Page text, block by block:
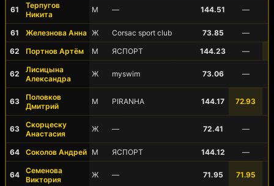
61
Терпугов
Никита
М — 144.51 —
61 Железнова Анна Ж Corsac sport club 73.85
—
62
Портнов Артём М ЯСПОРТ 144.23 —
62
Лисицына
Александра
Ж myswim 73.06 —
63
Половков
Дмитрий
М PIRANHA 144.17 72.93
63
Скорцеску
Анастасия
Ж — 72.41 —
64 Соколов Андрей М ЯСПОРТ 144.12 —
64
Семенова
Виктория
Ж — 71.95 71.95